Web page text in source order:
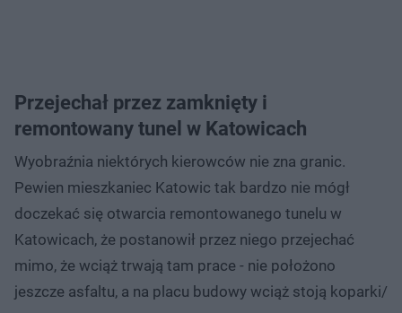
Przejechał przez zamknięty i
remontowany tunel w Katowicach
Wyobraźnia niektórych kierowców nie zna granic.
Pewien mieszkaniec Katowic tak bardzo nie mógł
doczekać się otwarcia remontowanego tunelu w
Katowicach, że postanowił przez niego przejechać
mimo, że wciąż trwają tam prace - nie położono
jeszcze asfaltu, a na placu budowy wciąż stoją koparki/